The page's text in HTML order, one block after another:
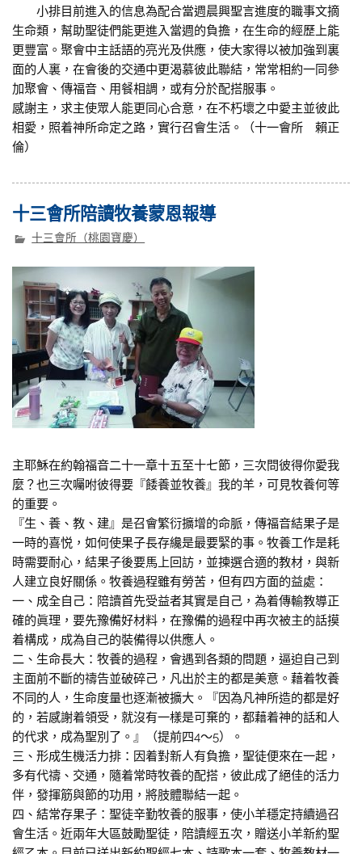
小排目前進入的信息為配合當週晨興聖言進度的職事文摘
生命類，幫助聖徒們能更進入當週的負擔，在生命的經歷上能
更豐富。聚會中主話語的亮光及供應，使大家得以被加強到裏
面的人裏，在會後的交通中更渴慕彼此聯結，常常相約一同參
加聚會、傳福音、用餐相調，或有分於配搭服事。
感謝主，求主使眾人能更同心合意，在不朽壞之中愛主並彼此
相愛，照着神所命定之路，實行召會生活。（十一會所 賴正
倫）
十三會所陪讀牧養蒙恩報導
十三會所（桃園寶慶）
主耶穌在約翰福音二十一章十五至十七節，三次問彼得你愛我
麼？也三次囑咐彼得要『餧養並牧養』我的羊，可見牧養何等
的重要。
『生、養、教、建』是召會繁衍擴增的命脈，傳福音結果子是
一時的喜悦，如何使果子長存纔是最要緊的事。牧養工作是耗
時需要耐心，結果子後要馬上回訪，並揀選合適的教材，與新
人建立良好關係。牧養過程雖有勞苦，但有四方面的益處：
一、成全自己：陪讀首先受益者其實是自己，為着傳輸教導正
確的眞理，要先豫備好材料，在豫備的過程中再次被主的話摸
着構成，成為自己的裝備得以供應人。
二、生命長大：牧養的過程，會遇到各類的問題，逼迫自己到
主面前不斷的禱告並破碎己，凡出於主的都是美意。藉着牧養
不同的人，生命度量也逐漸被擴大。『因為凡神所造的都是好
的，若感謝着領受，就沒有一樣是可棄的，都藉着神的話和人
的代求，成為聖別了。』（提前四4～5）。
三、形成生機活力排：因着對新人有負擔，聖徒便來在一起，
多有代禱、交通，隨着常時牧養的配搭，彼此成了絕佳的活力
伴，發揮筋與節的功用，將肢體聯結一起。
四、結常存果子：聖徒辛勤牧養的服事，使小羊穩定持續過召
會生活。近兩年大區鼓勵聖徒，陪讀經五次，贈送小羊新約聖